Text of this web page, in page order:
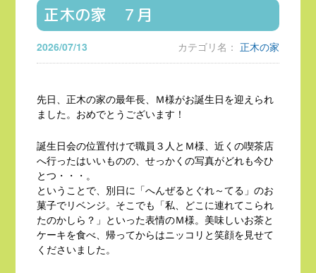
正木の家 ７月
2026/07/13 カテゴリ名： 正木の家
先日、正木の家の最年長、Ｍ様がお誕生日を迎えられ
ました。おめでとうございます！
誕生日会の位置付けで職員３人とＭ様、近くの喫茶店
へ行ったはいいものの、せっかくの写真がどれも今ひ
とつ・・・。
ということで、別日に「へんぜるとぐれ～てる」のお
菓子でリベンジ。そこでも「私、どこに連れてこられ
たのかしら？」といった表情のＭ様。美味しいお茶と
ケーキを食べ、帰ってからはニッコリと笑顔を見せて
くださいました。